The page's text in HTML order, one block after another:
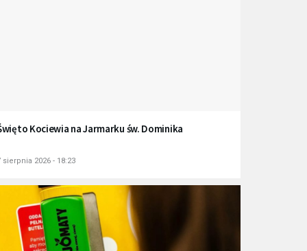
Kociewia na Jarmarku św. Dominika
sierpnia 2026 - 18:23